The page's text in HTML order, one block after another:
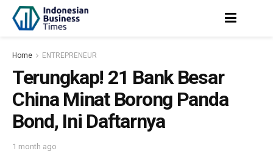
Home ENTREPRENEUR
Terungkap! 21 Bank Besar
China Minat Borong Panda
Bond, Ini Daftarnya
1 month ago